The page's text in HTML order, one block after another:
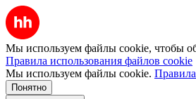
Мы используем файлы cookie, чтобы
Правила использования файлов cookie
Мы используем файлы cookie.
Понятно